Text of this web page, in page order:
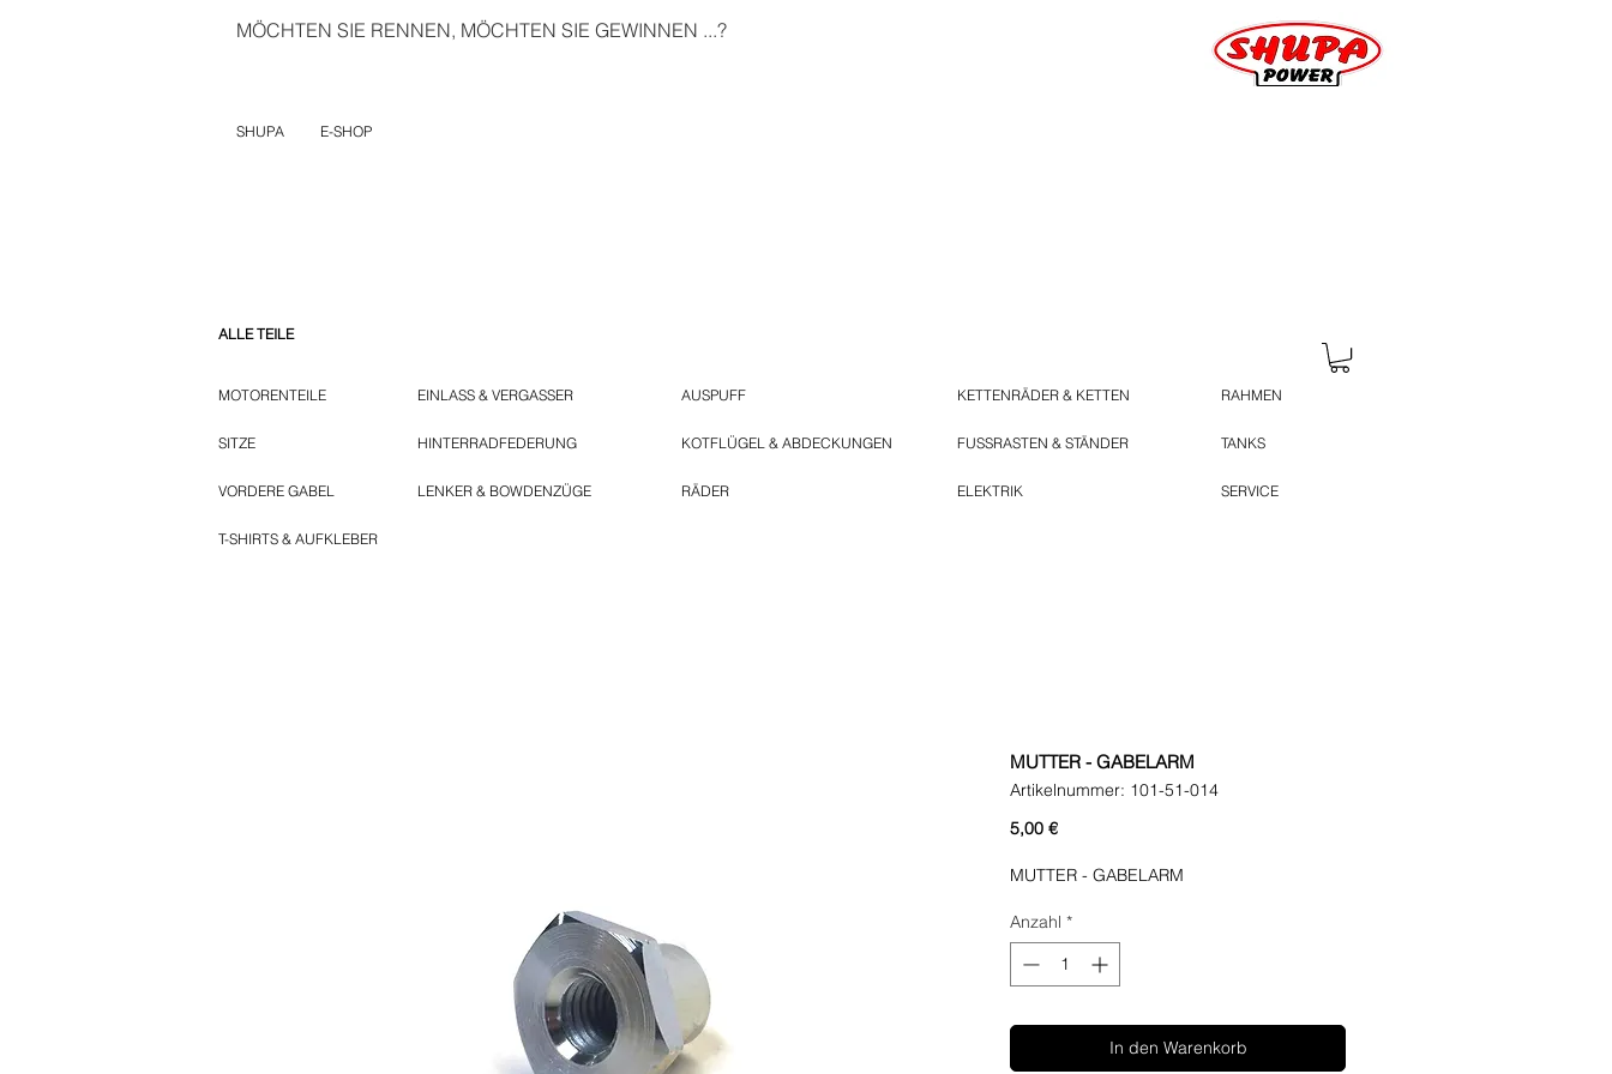
MÖCHTEN SIE RENNEN, MÖCHTEN SIE GEWINNEN ...?
SHUPA E-SHOP
ALLE TEILE
MOTORENTEILE
SITZE
VORDERE GABEL
EINLASS & VERGASSER
HINTERRADFEDERUNG
LENKER & BOWDENZÜGE
AUSPUFF
KOTFLÜGEL & ABDECKUNGEN
RÄDER
KETTENRÄDER & KETTEN
FUSSRASTEN & STÄNDER
ELEKTRIK
RAHMEN
TANKS
SERVICE
T-SHIRTS & AUFKLEBER
MUTTER - GABELARM
Artikelnummer: 101-51-014
5,00 €Preis
MUTTER - GABELARM
Anzahl *
In den Warenkorb